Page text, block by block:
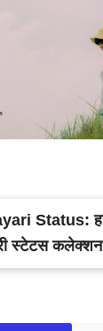
Status:
स्टेटस